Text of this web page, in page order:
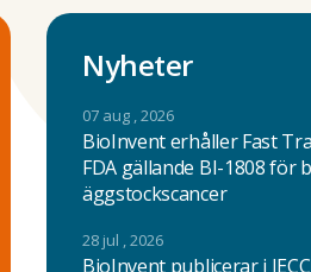
Nyheter
07 aug , 2026
BioInvent erhåller Fast
FDA gällande BI-1808 för
äggstockscancer
28 jul , 2026
BioInvent publicerar i